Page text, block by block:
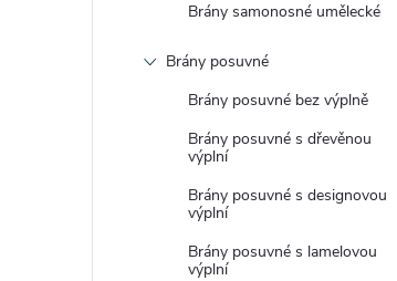
Brány samonosné umělecké
Brány posuvné
Brány posuvné bez výplně
Brány posuvné s dřevěnou
výplní
Brány posuvné s designovou
výplní
Brány posuvné s lamelovou
výplní